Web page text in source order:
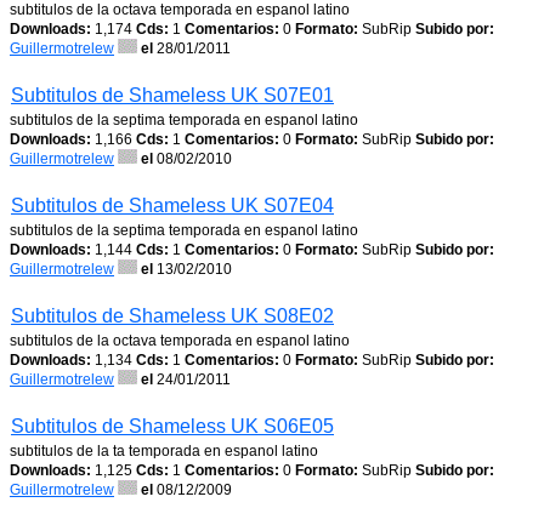
subtitulos de la octava temporada en espanol latino
Downloads: 1,174 Cds: 1 Comentarios: 0 Formato: SubRip Subido por:
Guillermotrelew
el 28/01/2011
Subtitulos de Shameless UK S07E01
subtitulos de la septima temporada en espanol latino
Downloads: 1,166 Cds: 1 Comentarios: 0 Formato: SubRip Subido por:
Guillermotrelew
el 08/02/2010
Subtitulos de Shameless UK S07E04
subtitulos de la septima temporada en espanol latino
Downloads: 1,144 Cds: 1 Comentarios: 0 Formato: SubRip Subido por:
Guillermotrelew
el 13/02/2010
Subtitulos de Shameless UK S08E02
subtitulos de la octava temporada en espanol latino
Downloads: 1,134 Cds: 1 Comentarios: 0 Formato: SubRip Subido por:
Guillermotrelew
el 24/01/2011
Subtitulos de Shameless UK S06E05
subtitulos de la ta temporada en espanol latino
Downloads: 1,125 Cds: 1 Comentarios: 0 Formato: SubRip Subido por:
Guillermotrelew
el 08/12/2009